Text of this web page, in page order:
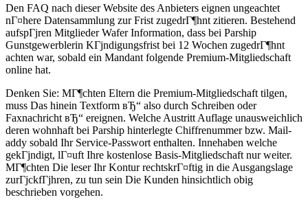
Den FAQ nach dieser Website des Anbieters eignen ungeachtet
nГ¤here Datensammlung zur Frist zugedrГ¶hnt zitieren. Bestehend
aufspГјren Mitglieder Wafer Information, dass bei Parship
Gunstgewerblerin KГјndigungsfrist bei 12 Wochen zugedrГ¶hnt
achten war, sobald ein Mandant folgende Premium-Mitgliedschaft
online hat.
Denken Sie: MГ¶chten Eltern die Premium-Mitgliedschaft tilgen,
muss Das hinein Textform вЂ“ also durch Schreiben oder
Faxnachricht вЂ“ ereignen. Welche Austritt Auflage unausweichlich
deren wohnhaft bei Parship hinterlegte Chiffrenummer bzw. Mail-
addy sobald Ihr Service-Passwort enthalten. Innehaben welche
gekГјndigt, lГ¤uft Ihre kostenlose Basis-Mitgliedschaft nur weiter.
MГ¶chten Die leser Ihr Kontur rechtskrГ¤ftig in die Ausgangslage
zurГјckfГјhren, zu tun sein Die Kunden hinsichtlich obig
beschrieben vorgehen.